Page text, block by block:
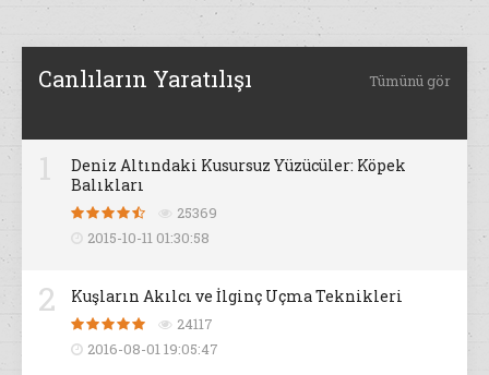
Canlıların Yaratılışı Tümünü gör
Deniz Altındaki Kusursuz Yüzücüler: Köpek
Balıkları
25369
2015-10-11 01:30:58
2 Kuşların Akılcı ve İlginç Uçma Teknikleri
24117
2016-08-01 19:05:47